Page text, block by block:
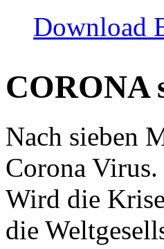
Download
CORONA
Nach sieben
Corona
Wird die
die